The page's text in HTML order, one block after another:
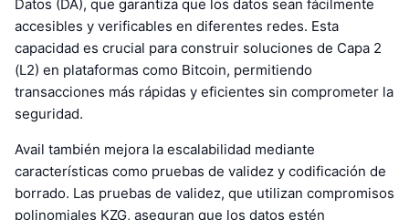
Datos (DA), que garantiza que los datos sean fácilmente
accesibles y verificables en diferentes redes. Esta
capacidad es crucial para construir soluciones de Capa 2
(L2) en plataformas como Bitcoin, permitiendo
transacciones más rápidas y eficientes sin comprometer la
seguridad.
Avail también mejora la escalabilidad mediante
características como pruebas de validez y codificación de
borrado. Las pruebas de validez, que utilizan compromisos
polinomiales KZG, aseguran que los datos estén